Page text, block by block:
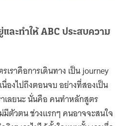
ละทำให้ ABC ประสบความ
ราคือการเดินทาง เป็น journey
นื่องไปถึงตอนจบ อย่างที่สองเป็น
เลยนะ นั่นคือ คนทำหลักสูตร
ตัวตน ช่วงแรกๆ คนอาจจะสนใจ